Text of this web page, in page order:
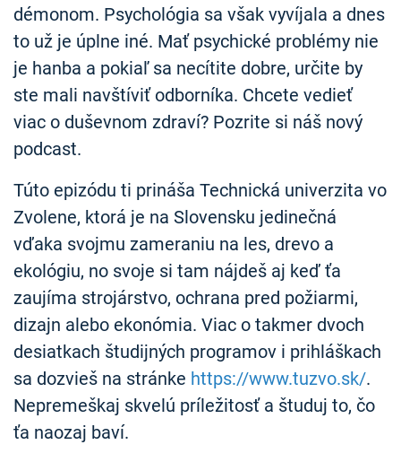
démonom. Psychológia sa však vyvíjala a dnes
to už je úplne iné. Mať psychické problémy nie
je hanba a pokiaľ sa necítite dobre, určite by
ste mali navštíviť odborníka. Chcete vedieť
viac o duševnom zdraví? Pozrite si náš nový
podcast.
Túto epizódu ti prináša Technická univerzita vo
Zvolene, ktorá je na Slovensku jedinečná
vďaka svojmu zameraniu na les, drevo a
ekológiu, no svoje si tam nájdeš aj keď ťa
zaujíma strojárstvo, ochrana pred požiarmi,
dizajn alebo ekonómia. Viac o takmer dvoch
desiatkach študijných programov i prihláškach
sa dozvieš na stránke https://www.tuzvo.sk/.
Nepremeškaj skvelú príležitosť a študuj to, čo
ťa naozaj baví.